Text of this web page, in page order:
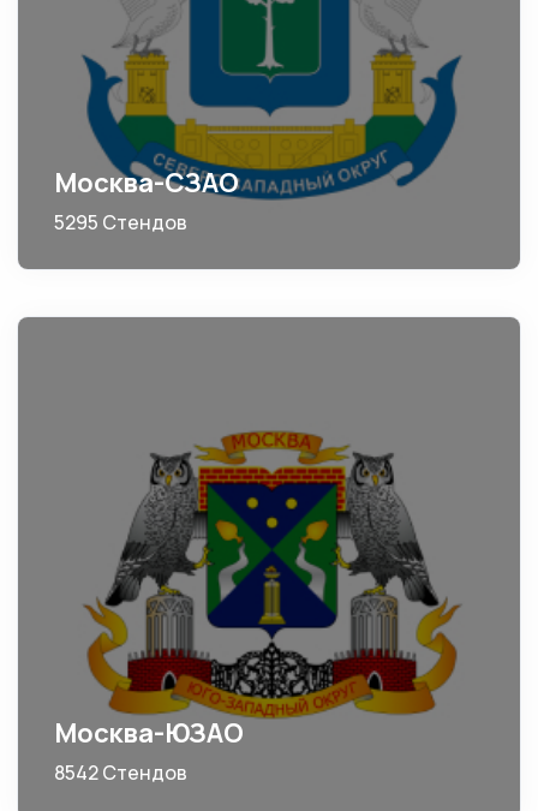
Москва-СЗАО
5295 Стендов
Москва-ЮЗАО
8542 Стендов